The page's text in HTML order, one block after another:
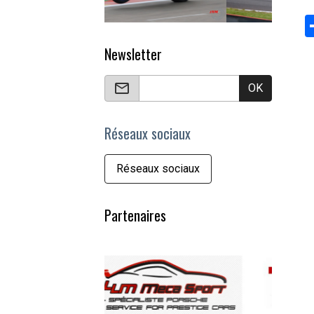
Newsletter
OK
Réseaux sociaux
Réseaux sociaux
Partenaires